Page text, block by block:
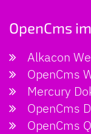
OpenCms
Alkacon
OpenCms
Mercury
OpenCms
OpenCms